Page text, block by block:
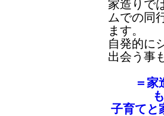
家造りで
ムでの同
ます。
自発的に
出会う事
＝家
子育てと